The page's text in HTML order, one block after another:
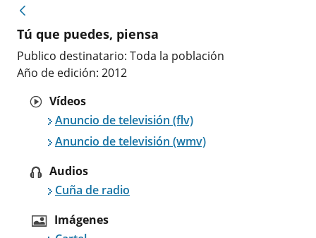
Tú que puedes, piensa
Publico destinatario: Toda la población
Año de edición: 2012
Vídeos
Anuncio de televisión (flv)
Anuncio de televisión (wmv)
Audios
Cuña de radio
Imágenes